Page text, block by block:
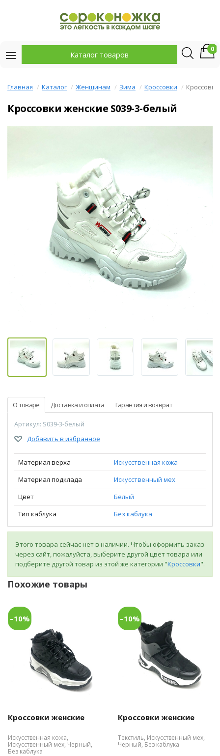
Каталог товаров
0
Главная Каталог Женщинам Зима Кроссовки
Кроссовки женские S039-3-белый
О товаре Доставка и оплата Гарантия и возврат
Артикул: S039-3-белый
Добавить в избранное
Материал верха
Искусственная кожа
Материал подклада
Искусственный мех
Цвет
Белый
Тип каблука
Без каблука
Этого товара сейчас нет в наличии. Чтобы оформить заказ
через сайт, пожалуйста, выберите другой цвет товара или
подберите другой товар из этой же категории "Кроссовки".
Похожие товары
–10%
Кроссовки женские
Искусственная кожа,
Искусственный мех, Черный,
Без каблука
–10%
Кроссовки женские
Текстиль, Искусственный мех,
Черный, Без каблука